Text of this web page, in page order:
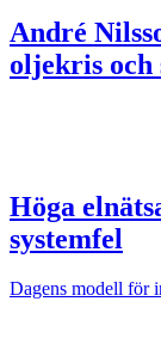
André
oljekris och
Höga
systemfel
Dagens modell för